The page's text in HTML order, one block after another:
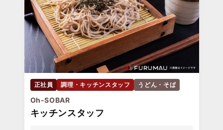
正社員 調理・キッチンスタッフ うどん・そば
Oh-SOBAR
キッチンスタッフ